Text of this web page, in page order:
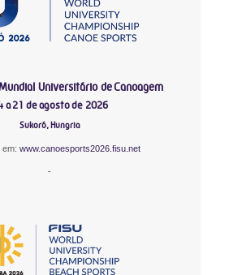
Universitário de Canoagem
a 21 de agosto de 2026
Sukoró, Hungria
em:www.canoesports2026.fisu.net
-